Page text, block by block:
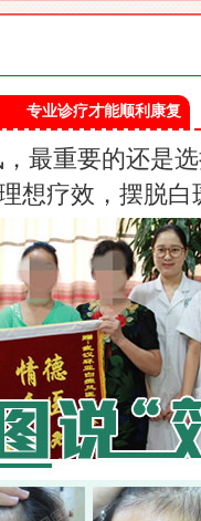
专业诊疗才能顺利康复
最重要的还是
想疗效，摆脱白